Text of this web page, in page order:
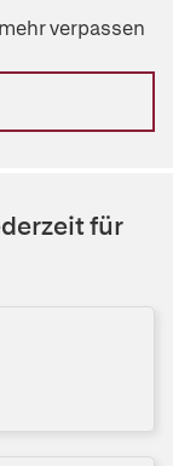
verpassen
für